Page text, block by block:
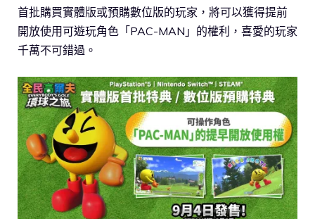
首批購買實體版或預購數位版的玩家，將可以獲得提前
開放使用可遊玩角色「PAC-MAN」的權利，喜愛的玩家
千萬不可錯過。